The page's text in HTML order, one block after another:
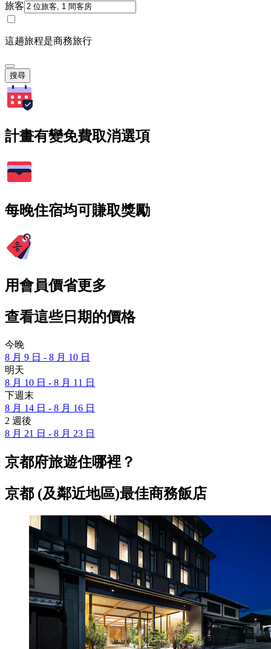
旅客
這趟旅程是商務旅行
搜尋
計畫有變免費取消選項
每晚住宿均可賺取獎勵
用會員價省更多
查看這些日期的價格
今晚
8 月 9 日 - 8 月 10 日
明天
8 月 10 日 - 8 月 11 日
下週末
8 月 14 日 - 8 月 16 日
2 週後
8 月 21 日 - 8 月 23 日
京都府旅遊住哪裡？
京都 (及鄰近地區)最佳商務飯店